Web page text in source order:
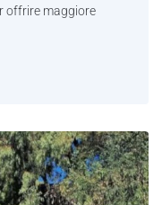
offrire maggiore